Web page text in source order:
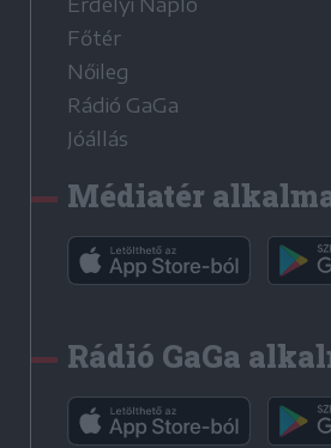
Erdélyi Napló
Főtér
Nőileg
Rádió GaGa
Jóállás
Médiatér
Rádió GaGa